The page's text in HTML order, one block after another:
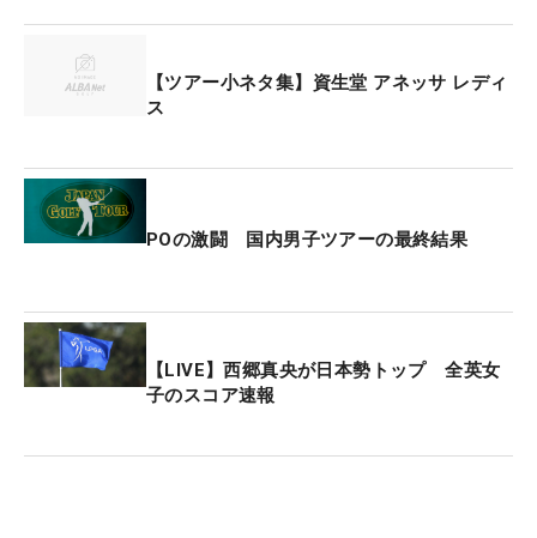
【ツアー小ネタ集】資生堂 アネッサ レディ
ス
POの激闘 国内男子ツアーの最終結果
【LIVE】西郷真央が日本勢トップ 全英女
子のスコア速報